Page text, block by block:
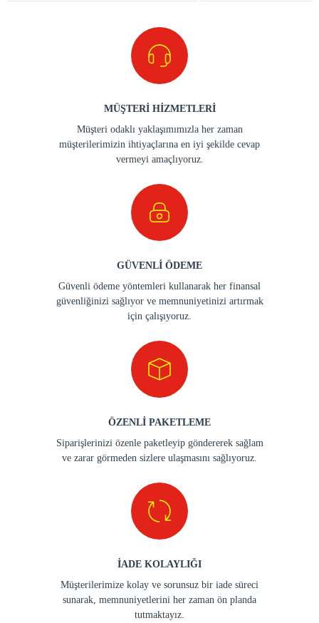
MÜŞTERİ HİZMETLERİ
Müşteri odaklı yaklaşımımızla her zaman
müşterilerimizin ihtiyaçlarına en iyi şekilde cevap
vermeyi amaçlıyoruz.
GÜVENLİ ÖDEME
Güvenli ödeme yöntemleri kullanarak her finansal
güvenliğinizi sağlıyor ve memnuniyetinizi artırmak
için çalışıyoruz.
ÖZENLİ PAKETLEME
Siparişlerinizi özenle paketleyip göndererek sağlam
ve zarar görmeden sizlere ulaşmasını sağlıyoruz.
İADE KOLAYLIĞI
Müşterilerimize kolay ve sorunsuz bir iade süreci
sunarak, memnuniyetlerini her zaman ön planda
tutmaktayız.